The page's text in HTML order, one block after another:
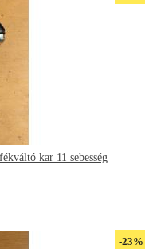
kar 11 sebesség
-23%